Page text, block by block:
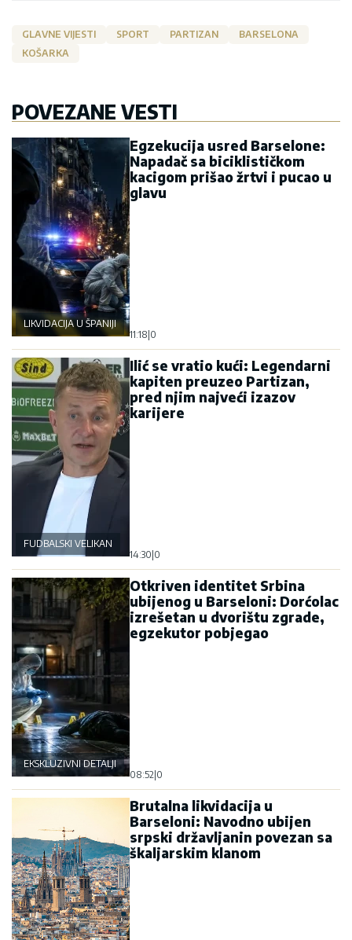
GLAVNE VIJESTI SPORT PARTIZAN
BARSELONA
KOŠARKA
POVEZANE VESTI
LIKVIDACIJA U ŠPANIJI
Egzekucija usred Barselone:
Napadač sa biciklističkom
kacigom prišao žrtvi i pucao u
glavu
11:18 0
FUDBALSKI VELIKAN
Ilić se vratio kući: Legendarni
kapiten preuzeo Partizan,
pred njim najveći izazov
karijere
14:30 0
EKSKLUZIVNI DETALJI
Otkriven identitet Srbina
ubijenog u Barseloni: Dorćolac
izrešetan u dvorištu zgrade,
egzekutor pobjegao
08:52 0
Brutalna likvidacija u
Barseloni: Navodno ubijen
srpski državljanin povezan sa
škaljarskim klanom